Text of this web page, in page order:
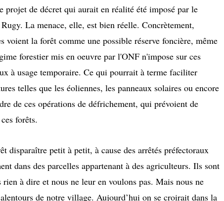
projet de décret qui aurait en réalité été imposé par le
La menace, elle, est bien réelle. Concrètement,
voient la forêt comme une possible réserve foncière, même
forestier mis en oeuvre par l'ONF n'impose sur ces
à usage temporaire. Ce qui pourrait à terme faciliter
telles que les éoliennes, les panneaux solaires ou encore
de ces opérations de défrichement, qui prévoient de
forêts.
disparaître petit à petit, à cause des arrêtés préfectoraux
dans des parcelles appartenant à des agriculteurs. Ils sont
rien à dire et nous ne leur en voulons pas. Mais nous ne
de notre village. Aujourd’hui on se croirait dans la